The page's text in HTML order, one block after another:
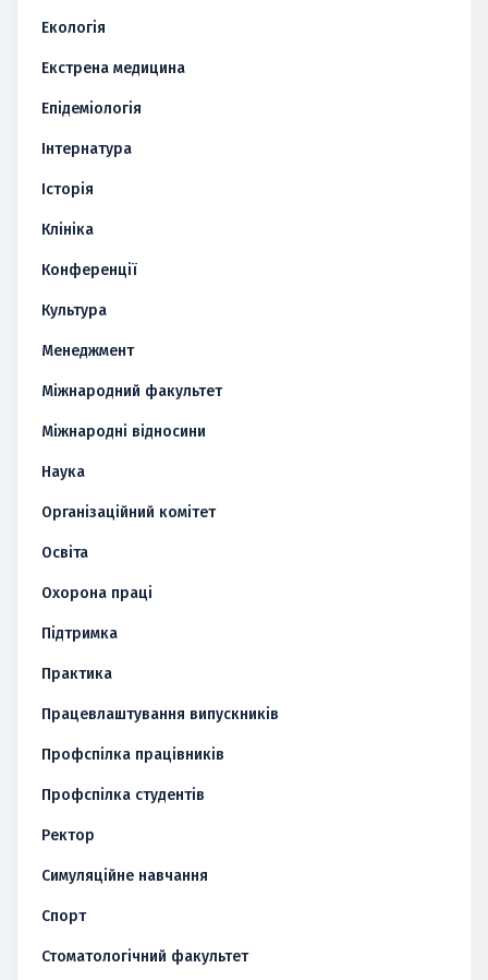
Екологія
Екстрена медицина
Епідеміологія
Інтернатура
Історія
Клініка
Конференції
Культура
Менеджмент
Міжнародний факультет
Міжнародні відносини
Наука
Організаційний комітет
Освіта
Охорона праці
Підтримка
Практика
Працевлаштування випускників
Профспілка працівників
Профспілка студентів
Ректор
Симуляційне навчання
Спорт
Стоматологічний факультет